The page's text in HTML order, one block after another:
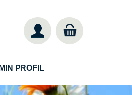
MIN PROFIL